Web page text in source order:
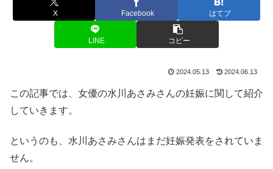
X Facebook はてブ
LINE コピー
2024.05.13 2024.06.13
この記事では、女優の水川あさみさんの妊娠に関して紹介
していきます。
というのも、水川あさみさんはまだ妊娠発表をされていま
せん。